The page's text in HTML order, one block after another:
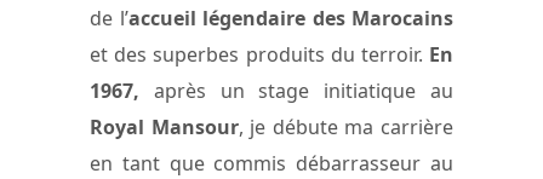
de l’accueil légendaire des Marocains
et des superbes produits du terroir. En
1967, après un stage initiatique au
Royal Mansour, je débute ma carrière
en tant que commis débarrasseur au